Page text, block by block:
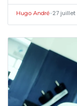
Hugo André•27